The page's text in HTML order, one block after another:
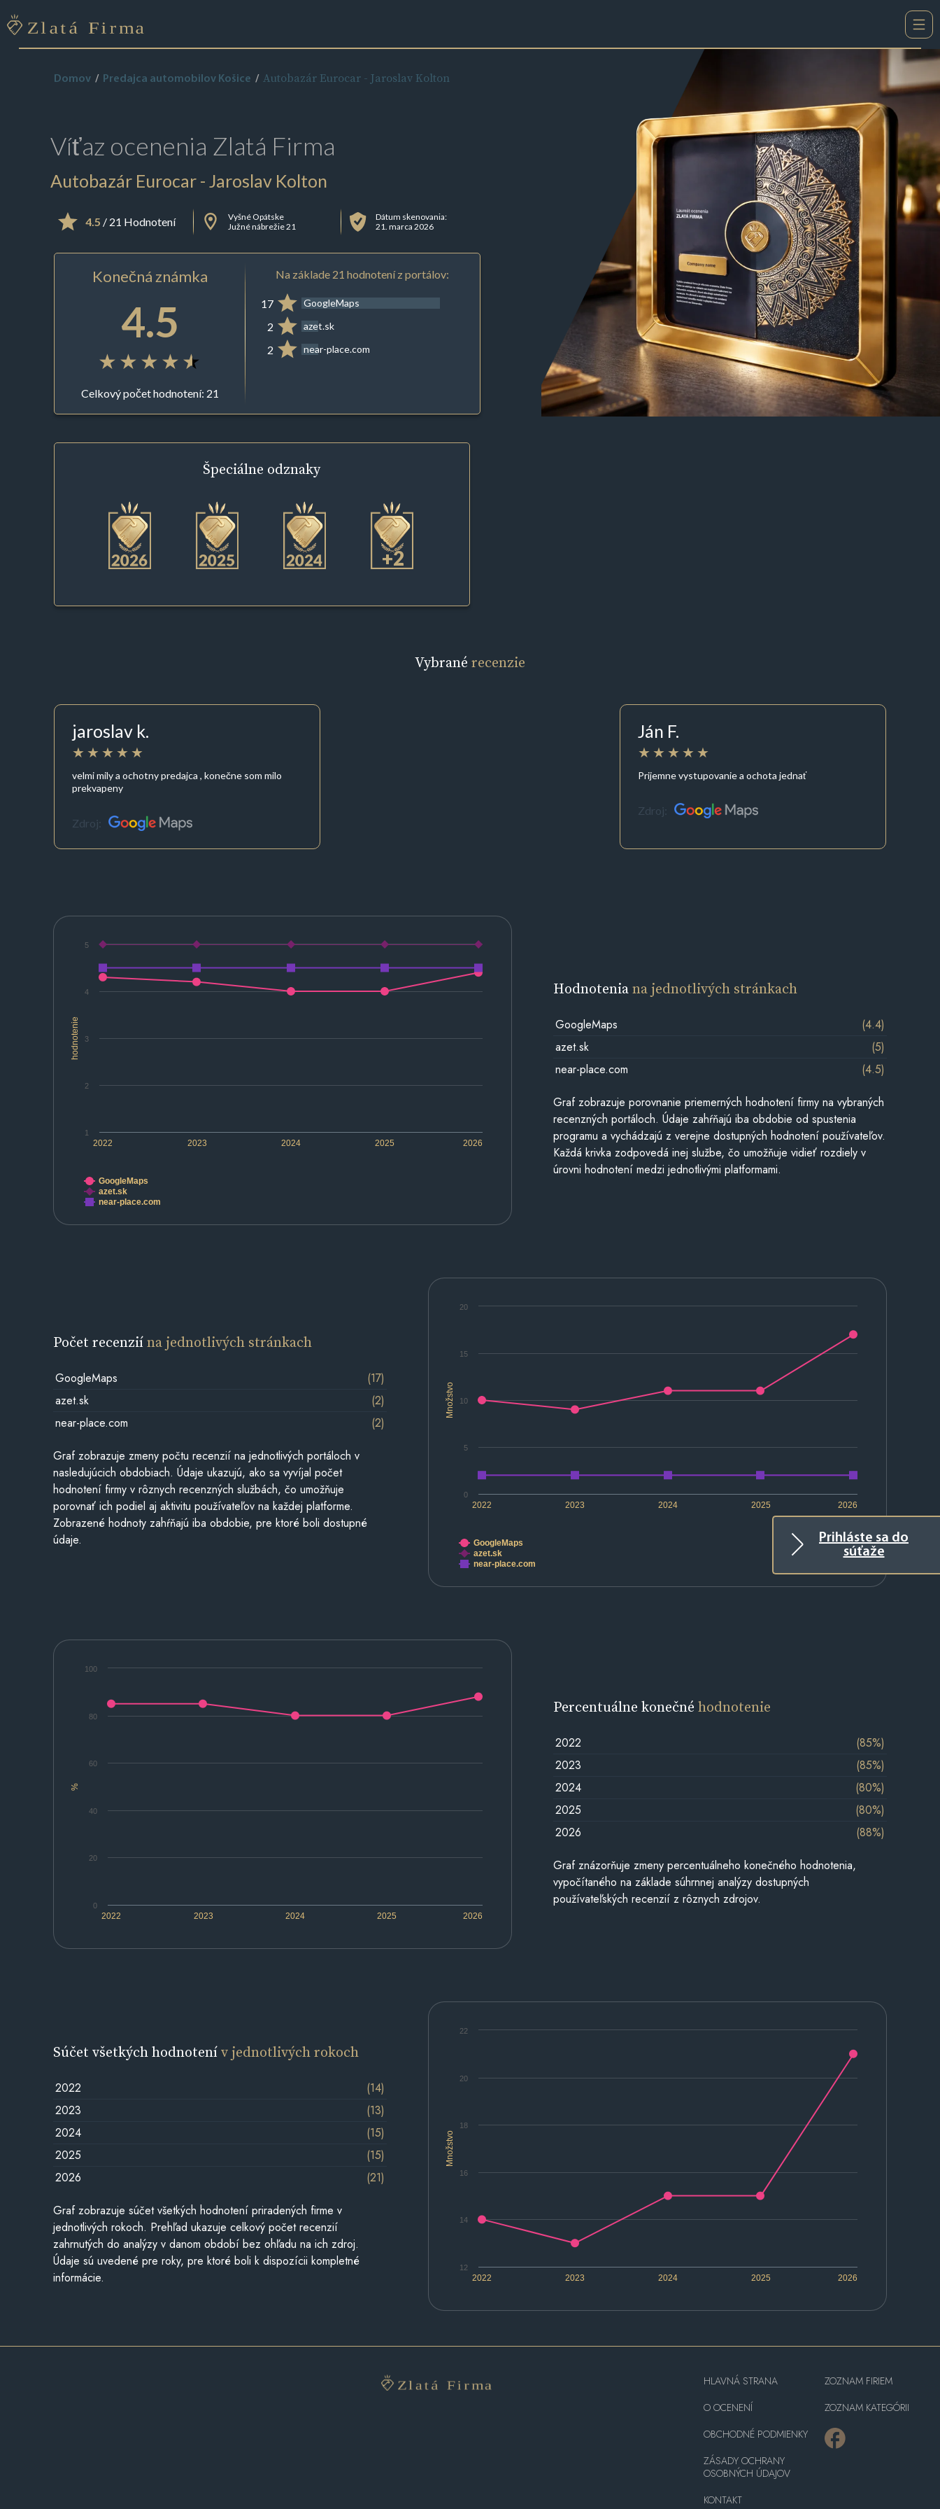
Prihláste sa do
súťaže
Domov Predajca automobilov Košice Autobazár Eurocar - Jaroslav Kolton
Víťaz ocenenia Zlatá Firma
Autobazár Eurocar - Jaroslav Kolton
4.5 / 21 Hodnotení
Vyšné Opátske
Južné nábrežie 21
Dátum skenovania:
21. marca 2026
Konečná známka
4.5
Celkový počet hodnotení: 21
Na základe 21 hodnotení z portálov:
17 GoogleMaps
2 azet.sk
2 near-place.com
Špeciálne odznaky
+2
Vybrané recenzie
jaroslav k.
velmi mily a ochotny predajca , konečne som milo
prekvapeny
Zdroj:
Ján F.
Prijemne vystupovanie a ochota jednať
Zdroj:
hodnotenie
2022 2023 2024 2025 2026
1
2
3
4
5
GoogleMaps
azet.sk
near-place.com
Hodnoteniana jednotlivých stránkach
GoogleMaps
(4.4)
azet.sk
(5)
near-place.com
(4.5)
Graf zobrazuje porovnanie priemerných hodnotení firmy na vybraných
recenzných portáloch. Údaje zahŕňajú iba obdobie od spustenia
programu a vychádzajú z verejne dostupných hodnotení používateľov.
Každá krivka zodpovedá inej službe, čo umožňuje vidieť rozdiely v
úrovni hodnotení medzi jednotlivými platformami.
Množstvo
2022 2023 2024 2025 2026
0
5
10
15
20
GoogleMaps
azet.sk
near-place.com
Počet recenziína jednotlivých stránkach
GoogleMaps
(17)
azet.sk
(2)
near-place.com
(2)
Graf zobrazuje zmeny počtu recenzií na jednotlivých portáloch v
nasledujúcich obdobiach. Údaje ukazujú, ako sa vyvíjal počet
hodnotení firmy v rôznych recenzných službách, čo umožňuje
porovnať ich podiel aj aktivitu používateľov na každej platforme.
Zobrazené hodnoty zahŕňajú iba obdobie, pre ktoré boli dostupné
údaje.
%
2022 2023 2024 2025 2026
0
20
40
60
80
100
Percentuálne konečnéhodnotenie
2022
(85%)
2023
(85%)
2024
(80%)
2025
(80%)
2026
(88%)
Graf znázorňuje zmeny percentuálneho konečného hodnotenia,
vypočítaného na základe súhrnnej analýzy dostupných
používateľských recenzií z rôznych zdrojov.
Množstvo
2022 2023 2024 2025 2026
12
14
16
18
20
22
Súčet všetkých hodnotenív jednotlivých rokoch
2022
(14)
2023
(13)
2024
(15)
2025
(15)
2026
(21)
Graf zobrazuje súčet všetkých hodnotení priradených firme v
jednotlivých rokoch. Prehľad ukazuje celkový počet recenzií
zahrnutých do analýzy v danom období bez ohľadu na ich zdroj.
Údaje sú uvedené pre roky, pre ktoré boli k dispozícii kompletné
informácie.
HLAVNÁ STRANA
O OCENENÍ
OBCHODNÉ PODMIENKY
ZÁSADY OCHRANY
OSOBNÝCH ÚDAJOV
KONTAKT
ZOZNAM FIRIEM
ZOZNAM KATEGÓRII